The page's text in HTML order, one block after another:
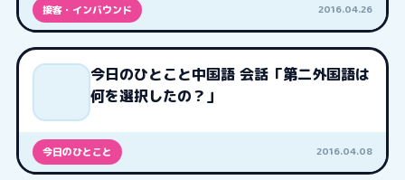
接客・インバウンド 2016.04.26
今日のひとこと中国語 会話「第二外国語は
何を選択したの？」
今日のひとこと 2016.04.08